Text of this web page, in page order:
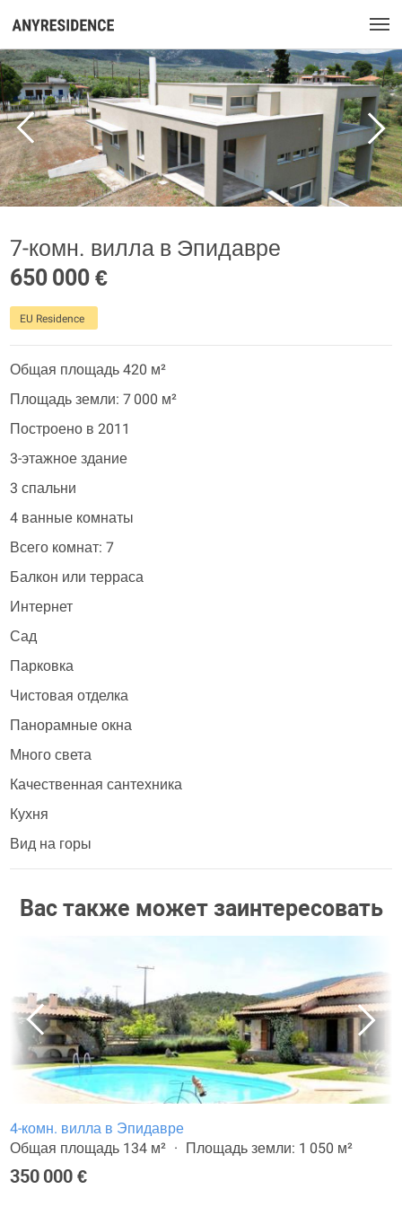
7-комн. вилла в Эпидавре
650 000 €
EU Residence
Общая площадь 420 м²
Площадь земли: 7 000 м²
Построено в 2011
3-этажное здание
3 спальни
4 ванные комнаты
Всего комнат: 7
Балкон или терраса
Интернет
Сад
Парковка
Чистовая отделка
Панорамные окна
Много света
Качественная сантехника
Кухня
Вид на горы
Вас также может заинтересовать
4-комн. вилла в Эпидавре
Общая площадь 134 м²
Площадь земли: 1 050 м²
350 000 €